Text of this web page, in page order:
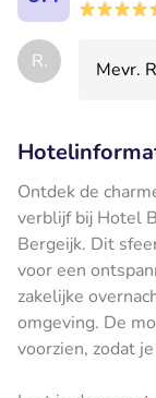
R. Mevr.
Ontdek de
verblijf bij Hotel
Bergeijk. Dit
voor een
zakelijke
omgeving. De
voorzien, zodat